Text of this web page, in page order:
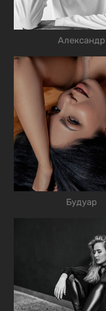
Александр
Будуар